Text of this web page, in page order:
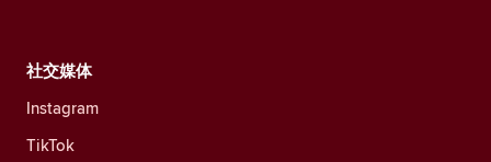
社交媒体
Instagram
TikTok